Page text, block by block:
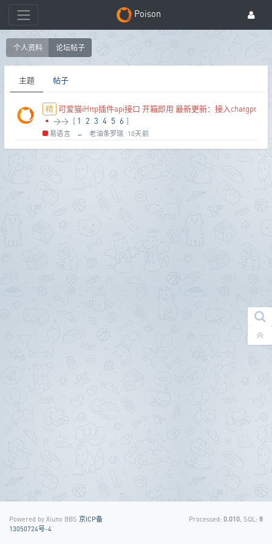
Poison
个人资料 论坛帖子
主题 帖子
可爱猫iHttp插件api接口 开箱即用 最新更新：接入chatgpt
• >> [ 1 2 3 4 5 6 ]
易语言 ← 老油条罗瑞 10天前
Powered by Xiuno BBS 京ICP备
13050724号-4
Processed: 0.010 , SQL: 8